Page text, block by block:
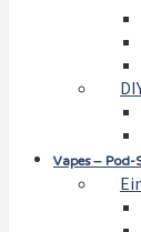
Vapes – Pod-